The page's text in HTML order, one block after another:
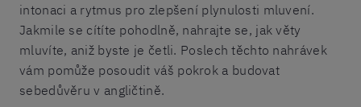
intonaci a rytmus pro zlepšení plynulosti mluvení.
Jakmile se cítíte pohodlně, nahrajte se, jak věty
mluvíte, aniž byste je četli. Poslech těchto nahrávek
vám pomůže posoudit váš pokrok a budovat
sebedůvěru v angličtině.